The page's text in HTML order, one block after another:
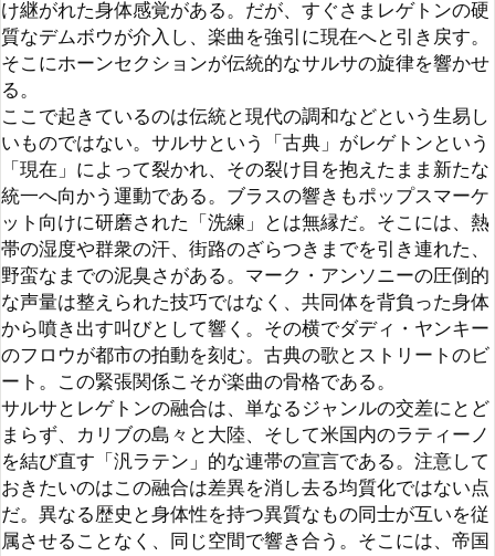
帯の湿度や群衆の汗、街路のざらつきまでを引き連れた、
野蛮なまでの泥臭さがある。マーク・アンソニーの圧倒的
な声量は整えられた技巧ではなく、共同体を背負った身体
から噴き出す叫びとして響く。その横でダディ・ヤンキー
のフロウが都市の拍動を刻む。古典の歌とストリートのビ
ート。この緊張関係こそが楽曲の骨格である。
サルサとレゲトンの融合は、単なるジャンルの交差にとど
まらず、カリブの島々と大陸、そして米国内のラティーノ
を結び直す「汎ラテン」的な連帯の宣言である。注意して
おきたいのはこの融合は差異を消し去る均質化ではない点
だ。異なる歴史と身体性を持つ異質なもの同士が互いを従
属させることなく、同じ空間で響き合う。そこには、帝国
の中心が与える統一ではなく、周縁同士が編み上げる連帯
がある。
サルサの歴史を振り返るまでもなく、かつてラテンアメリ
カの文化はニューヨークやマイアミという帝国のハブを経
由して初めて接続された。しかし、デジタルインフラとい
う新たな回路はその交通路を書き換えた。YouTubeでラテ
ン音楽アーティストのちょっとしたヒット曲の再生数は億
を軽く超える。デジタルプラットフォーム自体が帝国的装
置であるにせよ、その隙間において、周縁とされた者たち
は帝国のフィルターを介さずに互いを見出し、声を届け合